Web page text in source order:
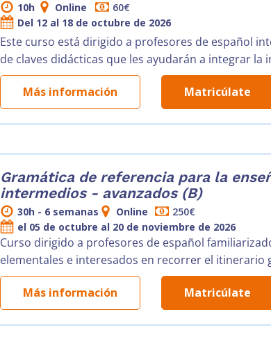
10h Online
60€
Del 12 al 18 de octubre de 2026
Este curso está dirigido a profesores de español
de claves didácticas que les ayudarán a integrar la
Más información Matricúlate
Gramática de referencia para la
intermedios - avanzados (B)
30h - 6 semanas Online
250€
el 05 de octubre al 20 de noviembre de 2026
Curso dirigido a profesores de español
elementales e interesados en recorrer el itinerario
Más información Matricúlate